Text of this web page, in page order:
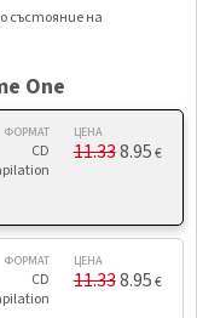
състояние на
One
ФОРМАТ
CD
ЦЕНА
11.338.95€
ФОРМАТ
CD
ЦЕНА
11.338.95€